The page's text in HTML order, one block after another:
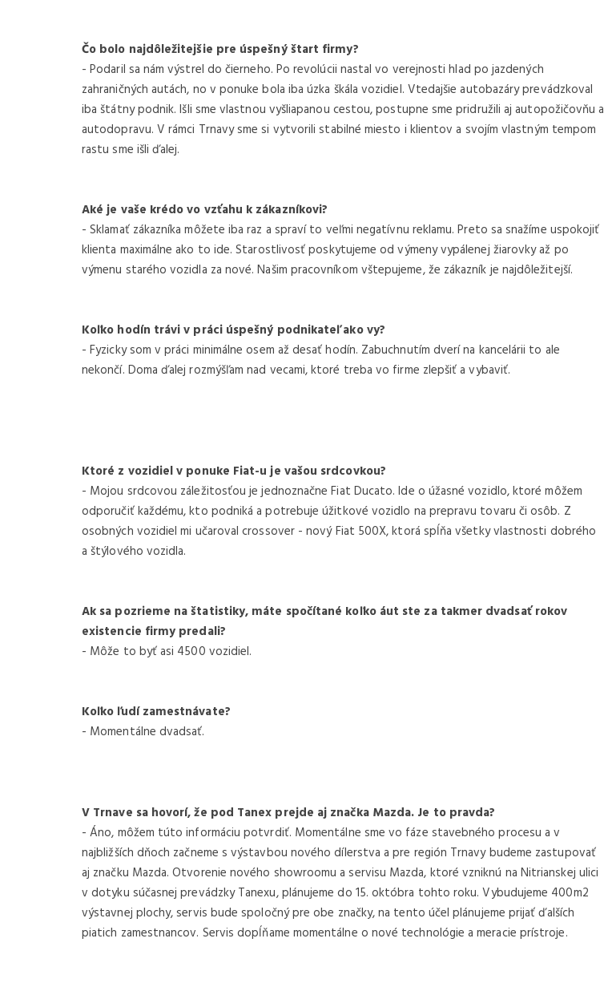
Čo bolo najdôležitejšie pre úspešný štart firmy?
- Podaril sa nám výstrel do čierneho. Po revolúcii nastal vo verejnosti hlad po jazdených
zahraničných autách, no v ponuke bola iba úzka škála vozidiel. Vtedajšie autobazáry prevádzkoval
iba štátny podnik. Išli sme vlastnou vyšliapanou cestou, postupne sme pridružili aj autopožičovňu a
autodopravu. V rámci Trnavy sme si vytvorili stabilné miesto i klientov a svojím vlastným tempom
rastu sme išli ďalej.
Aké je vaše krédo vo vzťahu k zákazníkovi?
- Sklamať zákazníka môžete iba raz a spraví to veľmi negatívnu reklamu. Preto sa snažíme uspokojiť
klienta maximálne ako to ide. Starostlivosť poskytujeme od výmeny vypálenej žiarovky až po
výmenu starého vozidla za nové. Našim pracovníkom vštepujeme, že zákazník je najdôležitejší.
Koľko hodín trávi v práci úspešný podnikateľ ako vy?
- Fyzicky som v práci minimálne osem až desať hodín. Zabuchnutím dverí na kancelárii to ale
nekončí. Doma ďalej rozmýšľam nad vecami, ktoré treba vo firme zlepšiť a vybaviť.
Ktoré z vozidiel v ponuke Fiat-u je vašou srdcovkou?
- Mojou srdcovou záležitosťou je jednoznačne Fiat Ducato. Ide o úžasné vozidlo, ktoré môžem
odporučiť každému, kto podniká a potrebuje úžitkové vozidlo na prepravu tovaru či osôb. Z
osobných vozidiel mi učaroval crossover - nový Fiat 500X, ktorá spĺňa všetky vlastnosti dobrého
a štýlového vozidla.
Ak sa pozrieme na štatistiky, máte spočítané koľko áut ste za takmer dvadsať rokov
existencie firmy predali?
- Môže to byť asi 4500 vozidiel.
Koľko ľudí zamestnávate?
- Momentálne dvadsať.
V Trnave sa hovorí, že pod Tanex prejde aj značka Mazda. Je to pravda?
- Áno, môžem túto informáciu potvrdiť. Momentálne sme vo fáze stavebného procesu a v
najbližších dňoch začneme s výstavbou nového dílerstva a pre región Trnavy budeme zastupovať
aj značku Mazda. Otvorenie nového showroomu a servisu Mazda, ktoré vzniknú na Nitrianskej ulici
v dotyku súčasnej prevádzky Tanexu, plánujeme do 15. októbra tohto roku. Vybudujeme 400m2
výstavnej plochy, servis bude spoločný pre obe značky, na tento účel plánujeme prijať ďalších
piatich zamestnancov. Servis dopĺňame momentálne o nové technológie a meracie prístroje.